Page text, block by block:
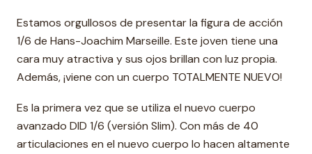
Estamos orgullosos de presentar la figura de acción
1/6 de Hans-Joachim Marseille. Este joven tiene una
cara muy atractiva y sus ojos brillan con luz propia.
Además, ¡viene con un cuerpo TOTALMENTE NUEVO!
Es la primera vez que se utiliza el nuevo cuerpo
avanzado DID 1/6 (versión Slim). Con más de 40
articulaciones en el nuevo cuerpo lo hacen altamente